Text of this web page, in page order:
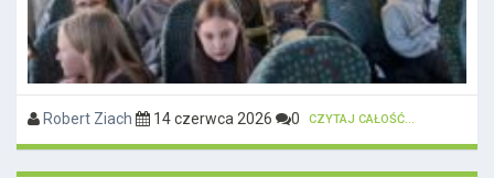
Robert Ziach 14 czerwca 2026 0 CZYTAJ CAŁOŚĆ...